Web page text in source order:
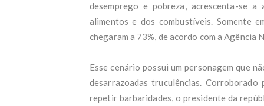
- O
Por
de
desemprego e pobreza, acrescenta-se
alimentos e dos combustíveis. Somente
chegaram a 73%, de acordo com a Agência
Esse cenário possui um personagem que
desarrazoadas truculências.
repetir barbaridades, o presidente da